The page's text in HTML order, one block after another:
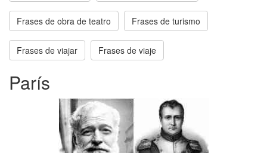
Frases de obra de teatro Frases de turismo
Frases de viajar Frases de viaje
París